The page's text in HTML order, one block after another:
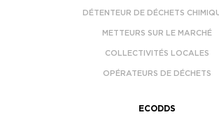
DÉTENTEUR DE DÉCHETS
METTEURS SUR LE MARCHÉ
COLLECTIVITÉS LOCALES
OPÉRATEURS DE DÉCHETS
ECODDS